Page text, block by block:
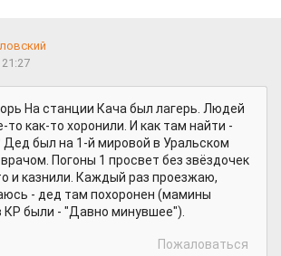
На станции Кача был лагерь. Людей
то как-то хоронили. И как там найти -
Дед был на 1-й мировой в Уральском
Погоны 1 просвет без звёздочек
и казнили. Каждый раз проезжаю,
- дед там похоронен (мамины
КР были - "Давно минувшее").
Пожаловаться